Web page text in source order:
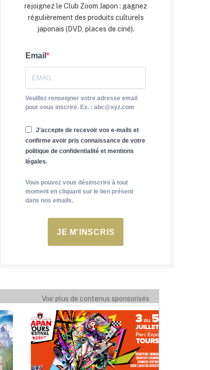
rejoignez le Club Zoom Japon : gagnez
régulièrement des produits culturels
japonais (DVD, places de ciné).
Email
Veuillez renseigner votre adresse email
pour vous inscrire. Ex. : abc@xyz.com
J'accepte de recevoir vos e-mails et
confirme avoir pris connaissance de votre
politique de confidentialité et mentions
légales.
Vous pouvez vous désinscrire à tout
moment en cliquant sur le lien présent
dans nos emails.
JE M'INSCRIS
Voir plus de contenus sponsorisés